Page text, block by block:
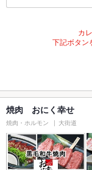
カ
下記ボタン
焼肉 おにく幸せ
焼肉・ホルモン 大街道